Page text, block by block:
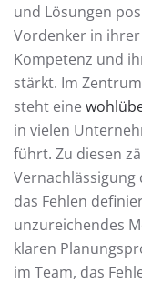
und Lösungen
Vordenker in
Kompetenz und
stärkt. Im
steht eine
in vielen
führt. Zu diesen
Vernachlässigung
das Fehlen
unzureichendes
klaren
im Team, das